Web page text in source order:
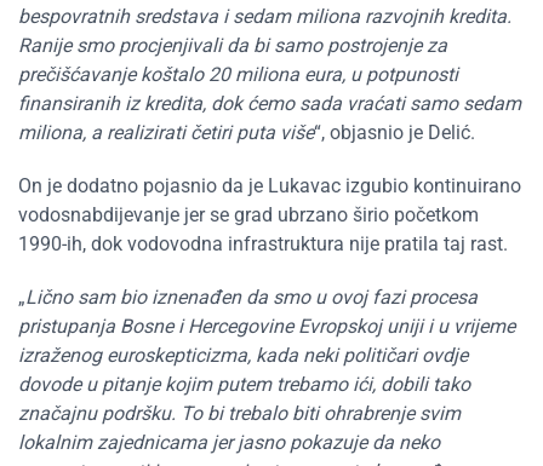
bespovratnih sredstava i sedam miliona razvojnih kredita.
Ranije smo procjenjivali da bi samo postrojenje za
prečišćavanje koštalo 20 miliona eura, u potpunosti
finansiranih iz kredita, dok ćemo sada vraćati samo sedam
miliona, a realizirati četiri puta više“, objasnio je Delić.
On je dodatno pojasnio da je Lukavac izgubio kontinuirano
vodosnabdijevanje jer se grad ubrzano širio početkom
1990-ih, dok vodovodna infrastruktura nije pratila taj rast.
„Lično sam bio iznenađen da smo u ovoj fazi procesa
pristupanja Bosne i Hercegovine Evropskoj uniji i u vrijeme
izraženog euroskepticizma, kada neki političari ovdje
dovode u pitanje kojim putem trebamo ići, dobili tako
značajnu podršku. To bi trebalo biti ohrabrenje svim
lokalnim zajednicama jer jasno pokazuje da neko